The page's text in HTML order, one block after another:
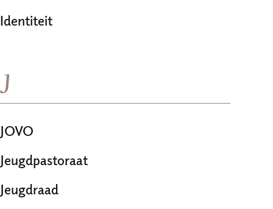
Identiteit
J
JOVO
Jeugdpastoraat
Jeugdraad